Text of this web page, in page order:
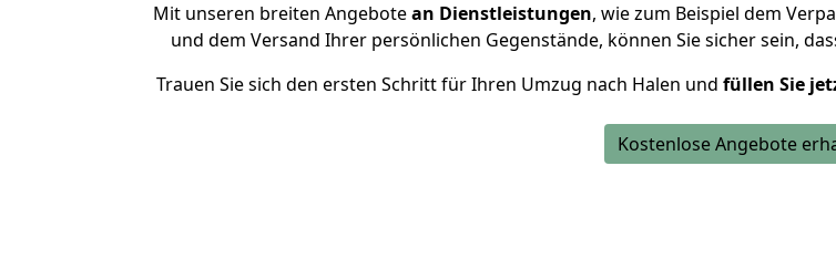
Mit unseren breiten Angebotean Dienstleistungen, wie zum Beispiel dem
und dem Versand Ihrer persönlichen Gegenstände, können Sie sicher sein,
Trauen Sie sich den ersten Schritt für Ihren Umzug nach Halen und füllen Sie
Kostenlose Angebote